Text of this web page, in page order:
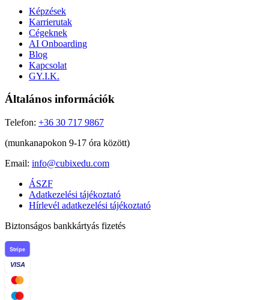
Képzések
Karrierutak
Cégeknek
AI Onboarding
Blog
Kapcsolat
GY.I.K.
Általános információk
Telefon: +36 30 717 9867
(munkanapokon 9-17 óra között)
Email: info@cubixedu.com
ÁSZF
Adatkezelési tájékoztató
Hírlevél adatkezelési tájékoztató
Biztonságos bankkártyás fizetés
Stripe
VISA